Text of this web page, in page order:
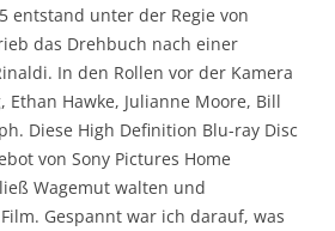
entstand unter der Regie von
das Drehbuch nach einer
In den Rollen vor der Kamera
Ethan Hawke, Julianne Moore, Bill
Diese High Definition Blu-ray Disc
von Sony Pictures Home
Wagemut walten und
Gespannt war ich darauf, was